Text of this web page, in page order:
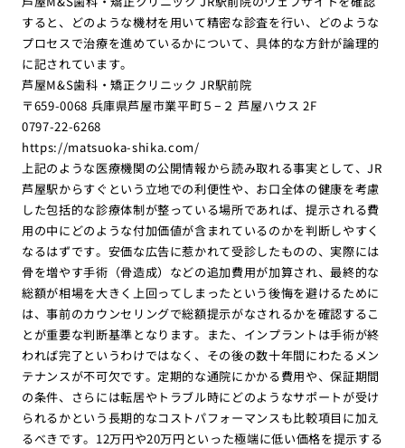
すると、どのような機材を用いて精密な診査を行い、どのような
プロセスで治療を進めているかについて、具体的な方針が論理的
に記されています。
芦屋M&S歯科・矯正クリニック JR駅前院
〒659-0068 兵庫県芦屋市業平町５−２ 芦屋ハウス 2F
0797-22-6268
https://matsuoka-shika.com/
上記のような医療機関の公開情報から読み取れる事実として、JR
芦屋駅からすぐという立地での利便性や、お口全体の健康を考慮
した包括的な診療体制が整っている場所であれば、提示される費
用の中にどのような付加価値が含まれているのかを判断しやすく
なるはずです。安価な広告に惹かれて受診したものの、実際には
骨を増やす手術（骨造成）などの追加費用が加算され、最終的な
総額が相場を大きく上回ってしまったという後悔を避けるために
は、事前のカウンセリングで総額提示がなされるかを確認するこ
とが重要な判断基準となります。また、インプラントは手術が終
われば完了というわけではなく、その後の数十年間にわたるメン
テナンスが不可欠です。定期的な通院にかかる費用や、保証期間
の条件、さらには転居やトラブル時にどのようなサポートが受け
られるかという長期的なコストパフォーマンスも比較項目に加え
るべきです。12万円や20万円といった極端に低い価格を提示する